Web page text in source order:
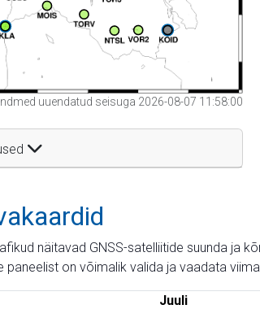
uuendatud seisuga 2026-08-07 11:58:00
näitavad GNSS-satelliitide suunda ja
paneelist on võimalik valida ja vaadata
Juuli